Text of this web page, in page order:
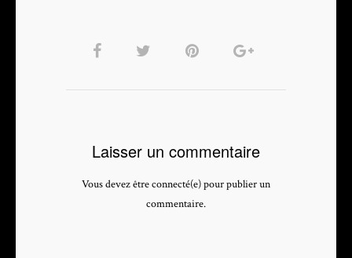
Laisser un commentaire
Vous devez être connecté(e) pour publier un
commentaire.